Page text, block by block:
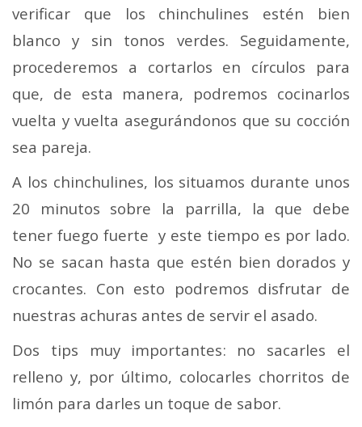
verificar que los chinchulines estén bien
blanco y sin tonos verdes. Seguidamente,
procederemos a cortarlos en círculos para
que, de esta manera, podremos cocinarlos
vuelta y vuelta asegurándonos que su cocción
sea pareja.
A los chinchulines, los situamos durante unos
20 minutos sobre la parrilla, la que debe
tener fuego fuerte y este tiempo es por lado.
No se sacan hasta que estén bien dorados y
crocantes. Con esto podremos disfrutar de
nuestras achuras antes de servir el asado.
Dos tips muy importantes: no sacarles el
relleno y, por último, colocarles chorritos de
limón para darles un toque de sabor.